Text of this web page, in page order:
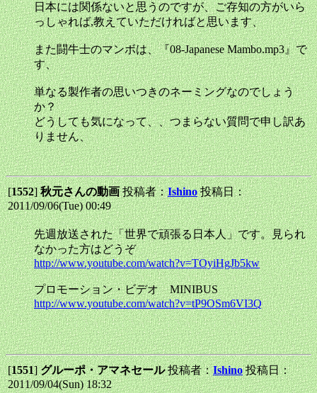
日本には関係ないと思うのですが、ご存知の方がいら
っしゃれば,教えていただければと思います、
また闘牛士のマンボは、『08-Japanese Mambo.mp3』で
す、
単なる製作者の思いつきのネーミングなのでしょう
か？
どうしても気になって、、つまらない質問で申し訳あ
りません、
[1552]秋元さんの動画投稿者：Ishino 投稿日：
2011/09/06(Tue) 00:49
先週放送された「世界で頑張る日本人」です。見られ
なかった方はどうぞ
http://www.youtube.com/watch?v=TOyiHgJb5kw
プロモーション・ビデオ MINIBUS
http://www.youtube.com/watch?v=tP9OSm6VI3Q
[1551]グルーポ・アマネセール投稿者：Ishino 投稿日：
2011/09/04(Sun) 18:32